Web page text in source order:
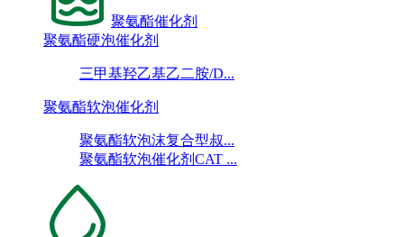
聚氨酯催化剂
聚氨酯硬泡催化剂
三甲基羟乙基乙二胺/D...
聚氨酯软泡催化剂
聚氨酯软泡沫复合型叔...
聚氨酯软泡催化剂CAT ...